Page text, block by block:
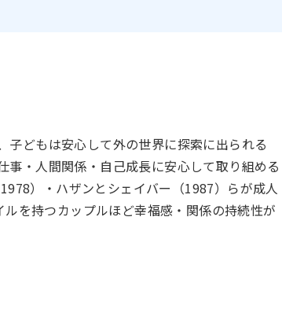
子どもは安心して外の世界に探索に出られる
事・人間関係・自己成長に安心して取り組める
）・ハザンとシェイバー（1987）らが成人
を持つカップルほど幸福感・関係の持続性が